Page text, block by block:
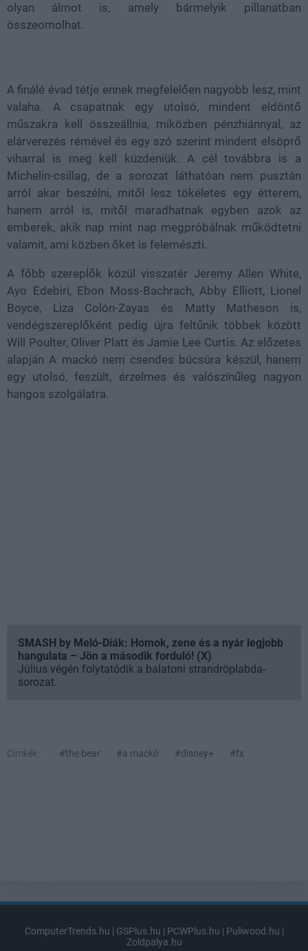
olyan álmot is, amely bármelyik pillanatban
összeomolhat.
A finálé évad tétje ennek megfelelően nagyobb lesz, mint
valaha. A csapatnak egy utolsó, mindent eldöntő
műszakra kell összeállnia, miközben pénzhiánnyal, az
elárverezés rémével és egy szó szerint mindent elsöprő
viharral is meg kell küzdeniük. A cél továbbra is a
Michelin-csillag, de a sorozat láthatóan nem pusztán
arról akar beszélni, mitől lesz tökéletes egy étterem,
hanem arról is, mitől maradhatnak egyben azok az
emberek, akik nap mint nap megpróbálnak működtetni
valamit, ami közben őket is felemészti.
A főbb szereplők közül visszatér Jeremy Allen White,
Ayo Edebiri, Ebon Moss-Bachrach, Abby Elliott, Lionel
Boyce, Liza Colón-Zayas és Matty Matheson is,
vendégszereplőként pedig újra feltűnik többek között
Will Poulter, Oliver Platt és Jamie Lee Curtis. Az előzetes
alapján A mackó nem csendes búcsúra készül, hanem
egy utolsó, feszült, érzelmes és valószínűleg nagyon
hangos szolgálatra.
SMASH by Meló-Diák: Homok, zene és a nyár legjobb
hangulata – Jön a második forduló! (X)
Július végén folytatódik a balatoni strandröplabda-
sorozat.
Címkék: #the bear #a mackó #disney+ #fx
ComputerTrends.hu | GSPlus.hu | PCWPlus.hu | Puliwood.hu |
Zoldpalya.hu